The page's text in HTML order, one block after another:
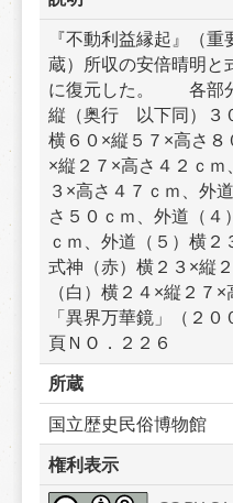
『不動利益縁起』（
蔵）所収の安倍晴明と
に復元した。　　各部
縦（奥行　以下同）
横６０×縦５７×高さ８
×縦２７×高さ４２ｃｍ
３×高さ４７ｃｍ、外
さ５０ｃｍ、外道（４
ｃｍ、外道（５）横２
式神（赤）横２３×縦
（白）横２４×縦２７
「異界万華鏡」（２
頁ＮＯ．２２６
所蔵
国立歴史民俗博物館
権利表示